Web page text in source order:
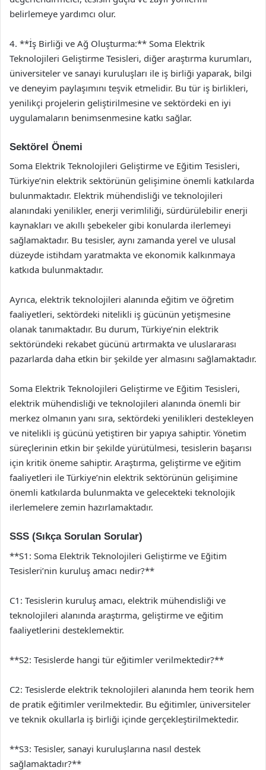
belirlemeye yardımcı olur.
4. **İş Birliği ve Ağ Oluşturma:** Soma Elektrik
Teknolojileri Geliştirme Tesisleri, diğer araştırma kurumları,
üniversiteler ve sanayi kuruluşları ile iş birliği yaparak, bilgi
ve deneyim paylaşımını teşvik etmelidir. Bu tür iş birlikleri,
yenilikçi projelerin geliştirilmesine ve sektördeki en iyi
uygulamaların benimsenmesine katkı sağlar.
Sektörel Önemi
Soma Elektrik Teknolojileri Geliştirme ve Eğitim Tesisleri,
Türkiye’nin elektrik sektörünün gelişimine önemli katkılarda
bulunmaktadır. Elektrik mühendisliği ve teknolojileri
alanındaki yenilikler, enerji verimliliği, sürdürülebilir enerji
kaynakları ve akıllı şebekeler gibi konularda ilerlemeyi
sağlamaktadır. Bu tesisler, aynı zamanda yerel ve ulusal
düzeyde istihdam yaratmakta ve ekonomik kalkınmaya
katkıda bulunmaktadır.
Ayrıca, elektrik teknolojileri alanında eğitim ve öğretim
faaliyetleri, sektördeki nitelikli iş gücünün yetişmesine
olanak tanımaktadır. Bu durum, Türkiye’nin elektrik
sektöründeki rekabet gücünü artırmakta ve uluslararası
pazarlarda daha etkin bir şekilde yer almasını sağlamaktadır.
Soma Elektrik Teknolojileri Geliştirme ve Eğitim Tesisleri,
elektrik mühendisliği ve teknolojileri alanında önemli bir
merkez olmanın yanı sıra, sektördeki yenilikleri destekleyen
ve nitelikli iş gücünü yetiştiren bir yapıya sahiptir. Yönetim
süreçlerinin etkin bir şekilde yürütülmesi, tesislerin başarısı
için kritik öneme sahiptir. Araştırma, geliştirme ve eğitim
faaliyetleri ile Türkiye’nin elektrik sektörünün gelişimine
önemli katkılarda bulunmakta ve gelecekteki teknolojik
ilerlemelere zemin hazırlamaktadır.
SSS (Sıkça Sorulan Sorular)
**S1: Soma Elektrik Teknolojileri Geliştirme ve Eğitim
Tesisleri’nin kuruluş amacı nedir?**
C1: Tesislerin kuruluş amacı, elektrik mühendisliği ve
teknolojileri alanında araştırma, geliştirme ve eğitim
faaliyetlerini desteklemektir.
**S2: Tesislerde hangi tür eğitimler verilmektedir?**
C2: Tesislerde elektrik teknolojileri alanında hem teorik hem
de pratik eğitimler verilmektedir. Bu eğitimler, üniversiteler
ve teknik okullarla iş birliği içinde gerçekleştirilmektedir.
**S3: Tesisler, sanayi kuruluşlarına nasıl destek
sağlamaktadır?**